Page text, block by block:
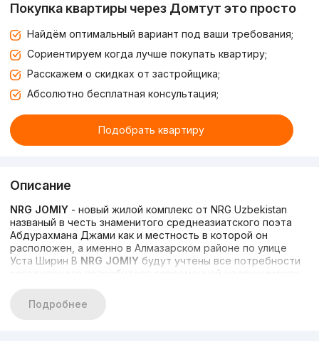
Покупка квартиры через Домтут это просто
Найдём оптимальный вариант под ваши требования;
Сориентируем когда лучше покупать квартиру;
Расскажем о скидках от застройщика;
Абсолютно бесплатная консультация;
Подобрать квартиру
Описание
NRG JOMIY- новый жилой комплекс от NRG Uzbekistan
названый в честь знаменитого среднеазиатского поэта
Абдурахмана Джами как и местность в которой он
расположен, а именно в Алмазарском районе по улице
Уста Ширин В NRG JOMIYбудут учтены все потребности
сегодняшнего потребителя современной недвижимости.
передовых строительных технологий
принцип на который полагается застройщик при освоении
Подробнее